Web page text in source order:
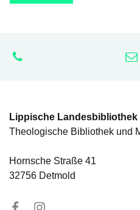
Lippische Landesbibliothek
Theologische Bibliothek und
Hornsche Straße 41
32756 Detmold